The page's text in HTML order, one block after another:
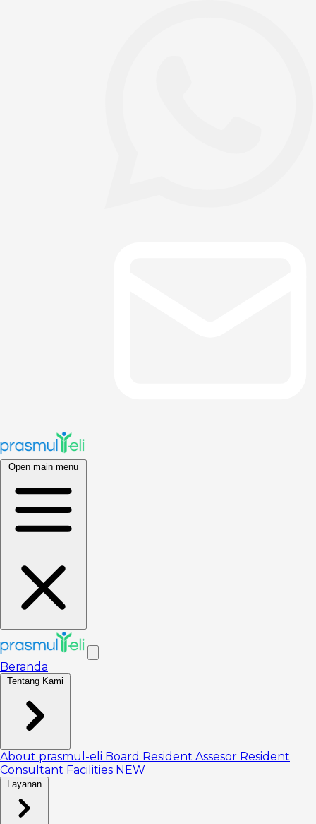
Open main menu
Beranda
Tentang Kami
About prasmul-eli Board Resident Assesor Resident
Consultant Facilities NEW
Layanan